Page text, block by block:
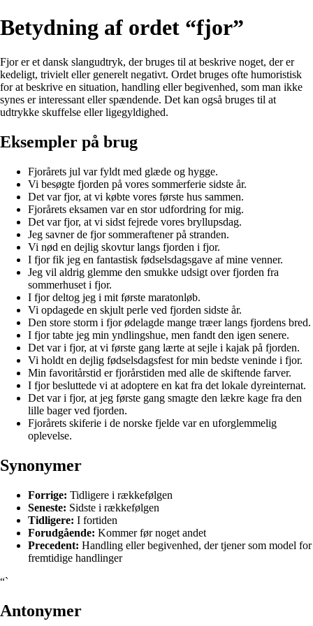
Betydning af ordet “fjor”
Fjor er et dansk slangudtryk, der bruges til at beskrive noget, der er
kedeligt, trivielt eller generelt negativt. Ordet bruges ofte humoristisk
for at beskrive en situation, handling eller begivenhed, som man ikke
synes er interessant eller spændende. Det kan også bruges til at
udtrykke skuffelse eller ligegyldighed.
Eksempler på brug
Fjorårets jul var fyldt med glæde og hygge.
Vi besøgte fjorden på vores sommerferie sidste år.
Det var fjor, at vi købte vores første hus sammen.
Fjorårets eksamen var en stor udfordring for mig.
Det var fjor, at vi sidst fejrede vores bryllupsdag.
Jeg savner de fjor sommeraftener på stranden.
Vi nød en dejlig skovtur langs fjorden i fjor.
I fjor fik jeg en fantastisk fødselsdagsgave af mine venner.
Jeg vil aldrig glemme den smukke udsigt over fjorden fra
sommerhuset i fjor.
I fjor deltog jeg i mit første maratonløb.
Vi opdagede en skjult perle ved fjorden sidste år.
Den store storm i fjor ødelagde mange træer langs fjordens bred.
I fjor tabte jeg min yndlingshue, men fandt den igen senere.
Det var i fjor, at vi første gang lærte at sejle i kajak på fjorden.
Vi holdt en dejlig fødselsdagsfest for min bedste veninde i fjor.
Min favoritårstid er fjorårstiden med alle de skiftende farver.
I fjor besluttede vi at adoptere en kat fra det lokale dyreinternat.
Det var i fjor, at jeg første gang smagte den lækre kage fra den
lille bager ved fjorden.
Fjorårets skiferie i de norske fjelde var en uforglemmelig
oplevelse.
Synonymer
Forrige: Tidligere i rækkefølgen
Seneste: Sidste i rækkefølgen
Tidligere: I fortiden
Forudgående: Kommer før noget andet
Precedent: Handling eller begivenhed, der tjener som model for
fremtidige handlinger
“`
Antonymer